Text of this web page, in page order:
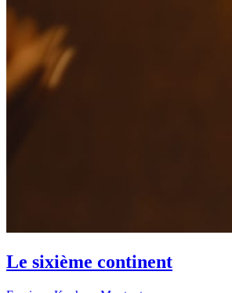
Le sixième continent